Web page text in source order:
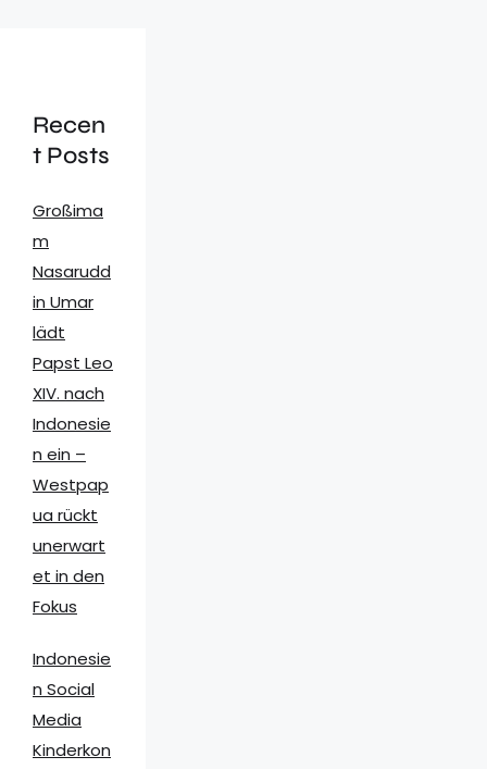
Recen
t Posts
Großima
m
Nasarudd
in Umar
lädt
Papst Leo
XIV. nach
Indonesie
n ein –
Westpap
ua rückt
unerwart
et in den
Fokus
Indonesie
n Social
Media
Kinderkon